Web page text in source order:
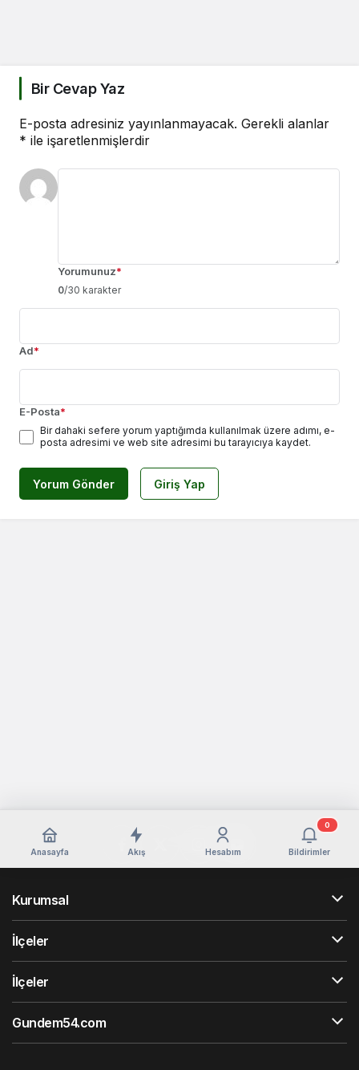
Bir Cevap Yaz
E-posta adresiniz yayınlanmayacak. Gerekli alanlar
* ile işaretlenmişlerdir
Yorumunuz*
0/30 karakter
Ad*
E-Posta*
Bir dahaki sefere yorum yaptığımda kullanılmak üzere adımı, e-
posta adresimi ve web site adresimi bu tarayıcıya kaydet.
Yorum Gönder Giriş Yap
Anasayfa Akış Hesabım Bildirimler
0
Kurumsal
İlçeler
İlçeler
Gundem54.com